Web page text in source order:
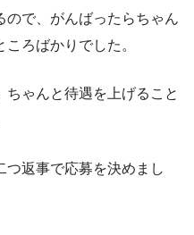
ので、がんばったらちゃん
ろばかりでした。
ゃんと待遇を上げること
つ返事で応募を決めまし